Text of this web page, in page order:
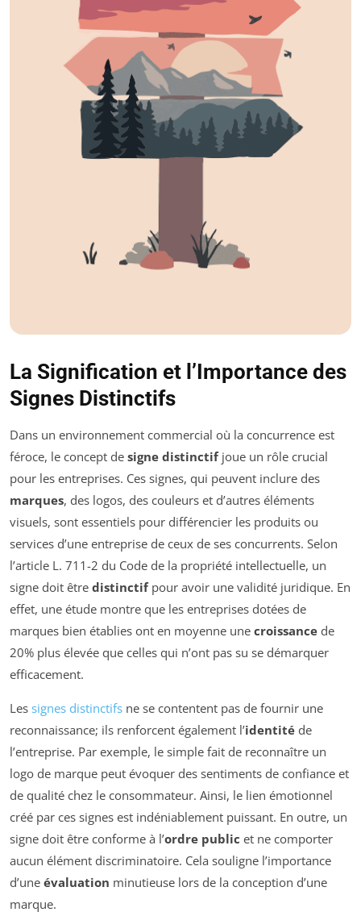
La Signification et l’Importance des
Signes Distinctifs
Dans un environnement commercial où la concurrence est
féroce, le concept de signe distinctifjoue un rôle crucial
pour les entreprises. Ces signes, qui peuvent inclure des
marques, des logos, des couleurs et d’autres éléments
visuels, sont essentiels pour différencier les produits ou
services d’une entreprise de ceux de ses concurrents. Selon
l’article L. 711-2 du Code de la propriété intellectuelle, un
signe doit être distinctifpour avoir une validité juridique. En
effet, une étude montre que les entreprises dotées de
marques bien établies ont en moyenne une croissance de
20% plus élevée que celles qui n’ont pas su se démarquer
efficacement.
Les signes distinctifs ne se contentent pas de fournir une
reconnaissance; ils renforcent également l’identité de
l’entreprise. Par exemple, le simple fait de reconnaître un
logo de marque peut évoquer des sentiments de confiance et
de qualité chez le consommateur. Ainsi, le lien émotionnel
créé par ces signes est indéniablement puissant. En outre, un
signe doit être conforme à l’ordre public et ne comporter
aucun élément discriminatoire. Cela souligne l’importance
d’une évaluation minutieuse lors de la conception d’une
marque.